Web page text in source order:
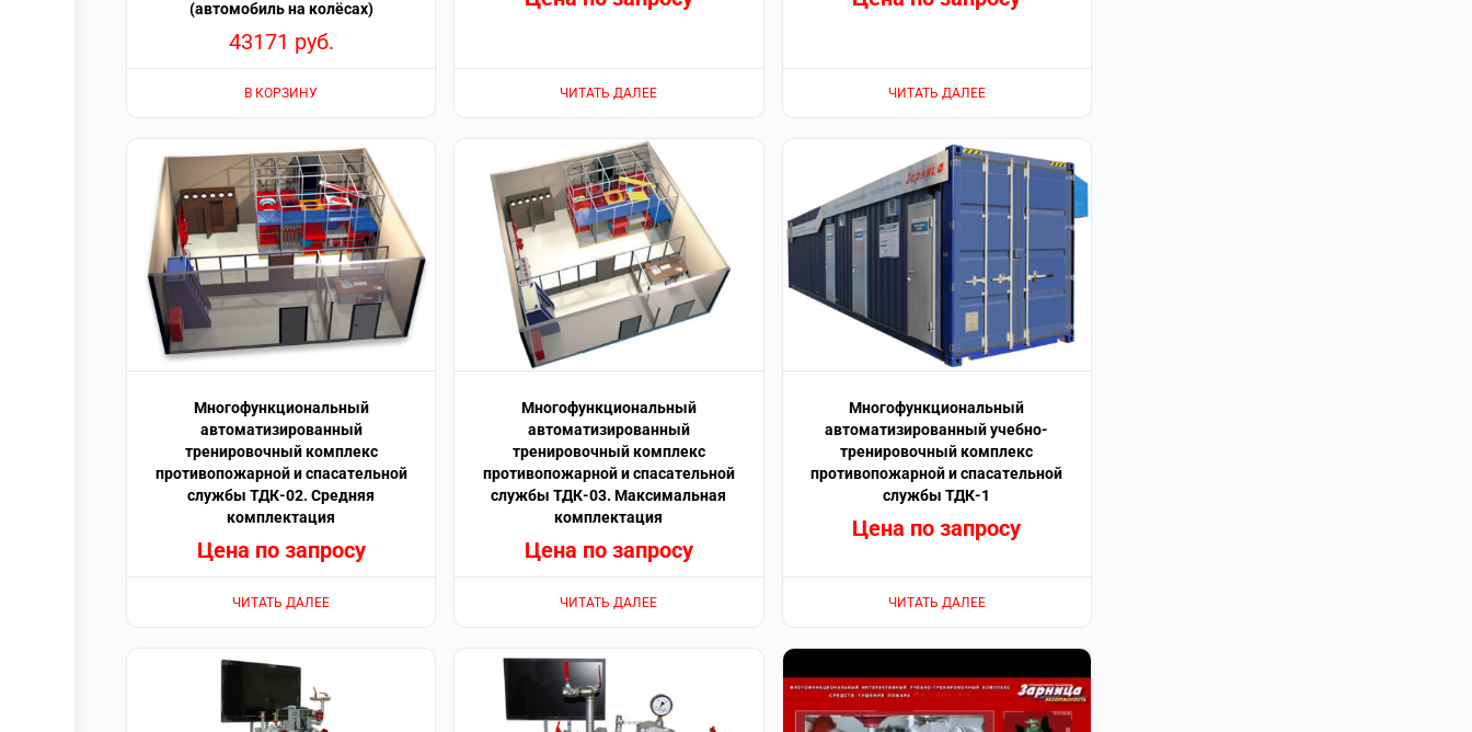
(автомобиль на колёсах)
43171 руб.
В КОРЗИНУ ЧИТАТЬ ДАЛЕЕ ЧИТАТЬ ДАЛЕЕ
Многофункциональный
автоматизированный
тренировочный комплекс
противопожарной и спасательной
службы ТДК-02. Средняя
комплектация
Цена по запросу
ЧИТАТЬ ДАЛЕЕ
Многофункциональный
автоматизированный
тренировочный комплекс
противопожарной и спасательной
службы ТДК-03. Максимальная
комплектация
Цена по запросу
ЧИТАТЬ ДАЛЕЕ
Многофункциональный
автоматизированный учебно-
тренировочный комплекс
противопожарной и спасательной
службы ТДК-1
Цена по запросу
ЧИТАТЬ ДАЛЕЕ